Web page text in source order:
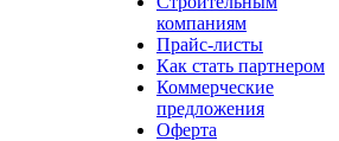
компаниям
Прайс-листы
Как стать партнером
Коммерческие
предложения
Оферта